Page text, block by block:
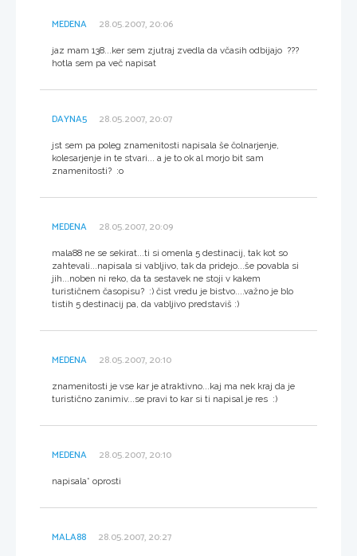
MEDENA 28.05.2007, 20:06
jaz mam 138...ker sem zjutraj zvedla da včasih odbijajo ???
hotla sem pa več napisat
DAYNA5 28.05.2007, 20:07
jst sem pa poleg znamenitosti napisala še čolnarjenje,
kolesarjenje in te stvari... a je to ok al morjo bit sam
znamenitosti? :o
MEDENA 28.05.2007, 20:09
mala88 ne se sekirat...ti si omenla 5 destinacij, tak kot so
zahtevali...napisala si vabljivo, tak da pridejo...še povabla si
jih...noben ni reko, da ta sestavek ne stoji v kakem
turističnem časopisu? :) čist vredu je bistvo....važno je blo
tistih 5 destinacij pa, da vabljivo predstaviš :)
MEDENA 28.05.2007, 20:10
znamenitosti je vse kar je atraktivno...kaj ma nek kraj da je
turistično zanimiv...se pravi to kar si ti napisal je res :)
MEDENA 28.05.2007, 20:10
napisala* oprosti
MALA88 28.05.2007, 20:27